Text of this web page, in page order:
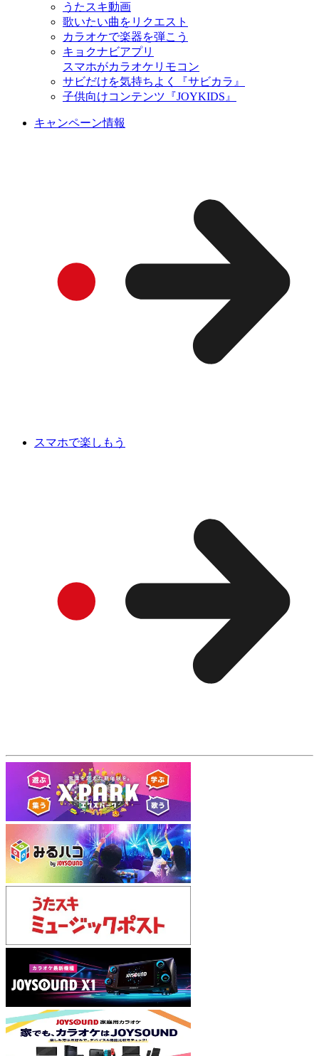
うたスキ動画
歌いたい曲をリクエスト
カラオケで楽器を弾こう
キョクナビアプリ
スマホがカラオケリモコン
サビだけを気持ちよく『サビカラ』
子供向けコンテンツ『JOYKIDS』
キャンペーン情報
スマホで楽しもう